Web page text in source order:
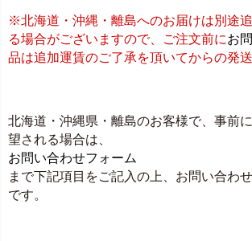
※北海道・沖縄・離島へのお届けは別途
る場合がございますので、ご注文前にお
品は追加運賃のご了承を頂いてからの発送
北海道・沖縄県・離島のお客様で、事前
望される場合は、
お問い合わせフォーム
まで下記項目をご記入の上、お問い合わ
です。